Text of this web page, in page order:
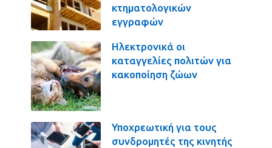
κτηματολογικών
εγγραφών
Ηλεκτρονικά οι
καταγγελίες πολιτών για
κακοποίηση ζώων
Υποχρεωτική για τους
συνδρομητές της κινητής